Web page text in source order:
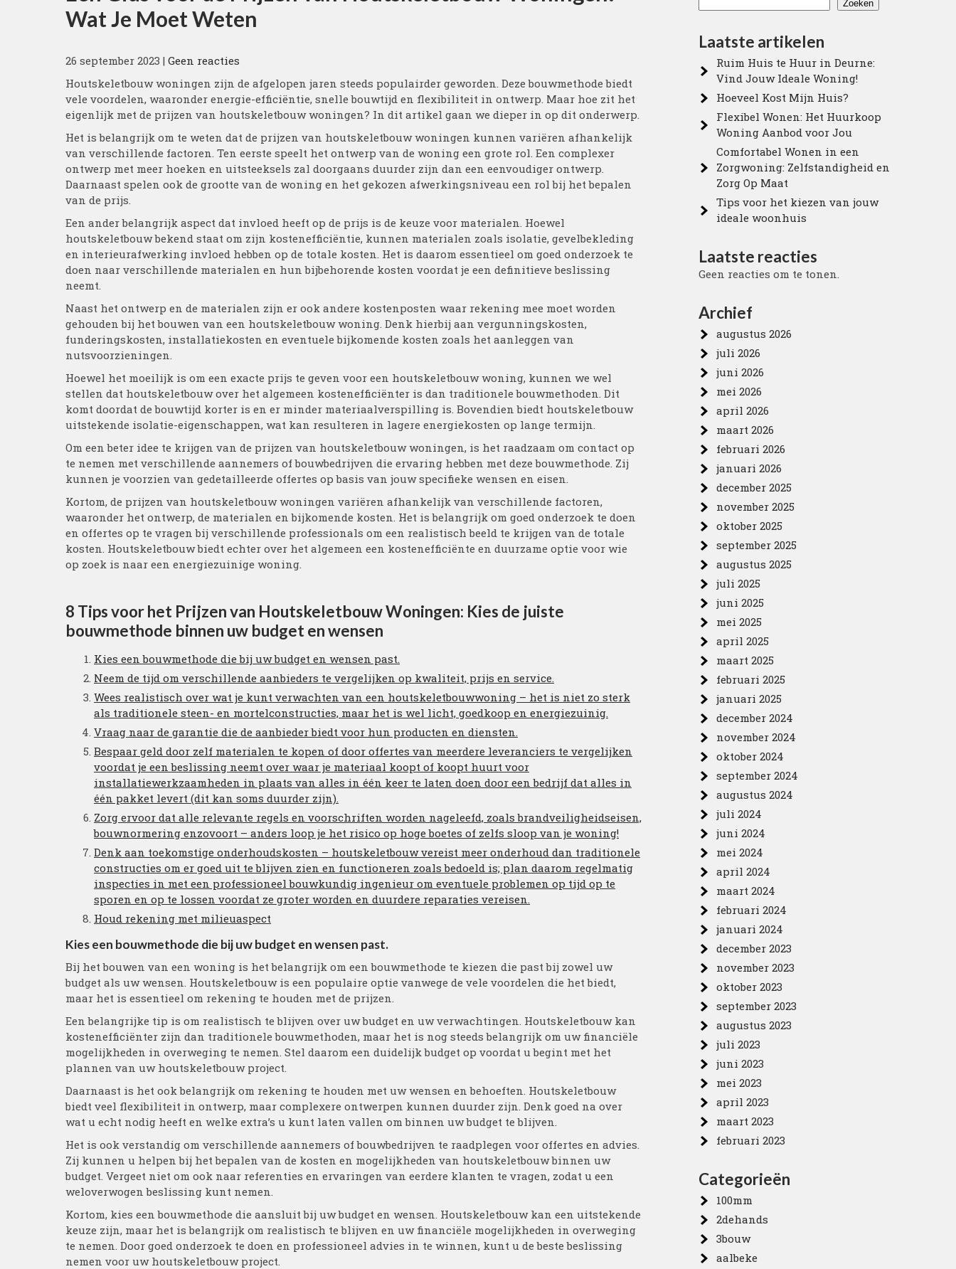
Wat Je Moet Weten
26 september 2023 | Geen reacties
Houtskeletbouw woningen zijn de afgelopen jaren steeds populairder geworden. Deze bouwmethode biedt
vele voordelen, waaronder energie-efficiëntie, snelle bouwtijd en flexibiliteit in ontwerp. Maar hoe zit het
eigenlijk met de prijzen van houtskeletbouw woningen? In dit artikel gaan we dieper in op dit onderwerp.
Het is belangrijk om te weten dat de prijzen van houtskeletbouw woningen kunnen variëren afhankelijk
van verschillende factoren. Ten eerste speelt het ontwerp van de woning een grote rol. Een complexer
ontwerp met meer hoeken en uitsteeksels zal doorgaans duurder zijn dan een eenvoudiger ontwerp.
Daarnaast spelen ook de grootte van de woning en het gekozen afwerkingsniveau een rol bij het bepalen
van de prijs.
Een ander belangrijk aspect dat invloed heeft op de prijs is de keuze voor materialen. Hoewel
houtskeletbouw bekend staat om zijn kostenefficiëntie, kunnen materialen zoals isolatie, gevelbekleding
en interieurafwerking invloed hebben op de totale kosten. Het is daarom essentieel om goed onderzoek te
doen naar verschillende materialen en hun bijbehorende kosten voordat je een definitieve beslissing
neemt.
Naast het ontwerp en de materialen zijn er ook andere kostenposten waar rekening mee moet worden
gehouden bij het bouwen van een houtskeletbouw woning. Denk hierbij aan vergunningskosten,
funderingskosten, installatiekosten en eventuele bijkomende kosten zoals het aanleggen van
nutsvoorzieningen.
Hoewel het moeilijk is om een exacte prijs te geven voor een houtskeletbouw woning, kunnen we wel
stellen dat houtskeletbouw over het algemeen kostenefficiënter is dan traditionele bouwmethoden. Dit
komt doordat de bouwtijd korter is en er minder materiaalverspilling is. Bovendien biedt houtskeletbouw
uitstekende isolatie-eigenschappen, wat kan resulteren in lagere energiekosten op lange termijn.
Om een beter idee te krijgen van de prijzen van houtskeletbouw woningen, is het raadzaam om contact op
te nemen met verschillende aannemers of bouwbedrijven die ervaring hebben met deze bouwmethode. Zij
kunnen je voorzien van gedetailleerde offertes op basis van jouw specifieke wensen en eisen.
Kortom, de prijzen van houtskeletbouw woningen variëren afhankelijk van verschillende factoren,
waaronder het ontwerp, de materialen en bijkomende kosten. Het is belangrijk om goed onderzoek te doen
en offertes op te vragen bij verschillende professionals om een realistisch beeld te krijgen van de totale
kosten. Houtskeletbouw biedt echter over het algemeen een kostenefficiënte en duurzame optie voor wie
op zoek is naar een energiezuinige woning.
8 Tips voor het Prijzen van Houtskeletbouw Woningen: Kies de juiste
bouwmethode binnen uw budget en wensen
Kies een bouwmethode die bij uw budget en wensen past.
Neem de tijd om verschillende aanbieders te vergelijken op kwaliteit, prijs en service.
Wees realistisch over wat je kunt verwachten van een houtskeletbouwwoning – het is niet zo sterk
als traditionele steen- en mortelconstructies, maar het is wel licht, goedkoop en energiezuinig.
Vraag naar de garantie die de aanbieder biedt voor hun producten en diensten.
Bespaar geld door zelf materialen te kopen of door offertes van meerdere leveranciers te vergelijken
voordat je een beslissing neemt over waar je materiaal koopt of koopt huurt voor
installatiewerkzaamheden in plaats van alles in één keer te laten doen door een bedrijf dat alles in
één pakket levert (dit kan soms duurder zijn).
Zorg ervoor dat alle relevante regels en voorschriften worden nageleefd, zoals brandveiligheidseisen,
bouwnormering enzovoort – anders loop je het risico op hoge boetes of zelfs sloop van je woning!
Denk aan toekomstige onderhoudskosten – houtskeletbouw vereist meer onderhoud dan traditionele
constructies om er goed uit te blijven zien en functioneren zoals bedoeld is; plan daarom regelmatig
inspecties in met een professioneel bouwkundig ingenieur om eventuele problemen op tijd op te
sporen en op te lossen voordat ze groter worden en duurdere reparaties vereisen.
Houd rekening met milieuaspect
Kies een bouwmethode die bij uw budget en wensen past.
Bij het bouwen van een woning is het belangrijk om een bouwmethode te kiezen die past bij zowel uw
budget als uw wensen. Houtskeletbouw is een populaire optie vanwege de vele voordelen die het biedt,
maar het is essentieel om rekening te houden met de prijzen.
Een belangrijke tip is om realistisch te blijven over uw budget en uw verwachtingen. Houtskeletbouw kan
kostenefficiënter zijn dan traditionele bouwmethoden, maar het is nog steeds belangrijk om uw financiële
mogelijkheden in overweging te nemen. Stel daarom een duidelijk budget op voordat u begint met het
plannen van uw houtskeletbouw project.
Daarnaast is het ook belangrijk om rekening te houden met uw wensen en behoeften. Houtskeletbouw
biedt veel flexibiliteit in ontwerp, maar complexere ontwerpen kunnen duurder zijn. Denk goed na over
wat u echt nodig heeft en welke extra’s u kunt laten vallen om binnen uw budget te blijven.
Het is ook verstandig om verschillende aannemers of bouwbedrijven te raadplegen voor offertes en advies.
Zij kunnen u helpen bij het bepalen van de kosten en mogelijkheden van houtskeletbouw binnen uw
budget. Vergeet niet om ook naar referenties en ervaringen van eerdere klanten te vragen, zodat u een
weloverwogen beslissing kunt nemen.
Kortom, kies een bouwmethode die aansluit bij uw budget en wensen. Houtskeletbouw kan een uitstekende
keuze zijn, maar het is belangrijk om realistisch te blijven en uw financiële mogelijkheden in overweging
te nemen. Door goed onderzoek te doen en professioneel advies in te winnen, kunt u de beste beslissing
nemen voor uw houtskeletbouw project.
Zoeken
Laatste artikelen
Ruim Huis te Huur in Deurne:
Vind Jouw Ideale Woning!
Hoeveel Kost Mijn Huis?
Flexibel Wonen: Het Huurkoop
Woning Aanbod voor Jou
Comfortabel Wonen in een
Zorgwoning: Zelfstandigheid en
Zorg Op Maat
Tips voor het kiezen van jouw
ideale woonhuis
Laatste reacties
Geen reacties om te tonen.
Archief
augustus 2026
juli 2026
juni 2026
mei 2026
april 2026
maart 2026
februari 2026
januari 2026
december 2025
november 2025
oktober 2025
september 2025
augustus 2025
juli 2025
juni 2025
mei 2025
april 2025
maart 2025
februari 2025
januari 2025
december 2024
november 2024
oktober 2024
september 2024
augustus 2024
juli 2024
juni 2024
mei 2024
april 2024
maart 2024
februari 2024
januari 2024
december 2023
november 2023
oktober 2023
september 2023
augustus 2023
juli 2023
juni 2023
mei 2023
april 2023
maart 2023
februari 2023
Categorieën
100mm
2dehands
3bouw
aalbeke